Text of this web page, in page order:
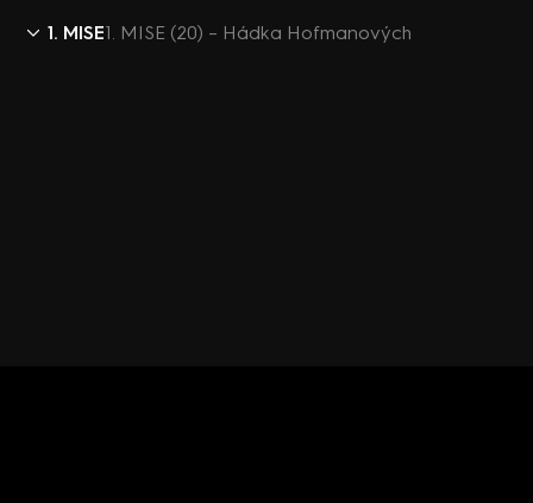
1. MISE1. MISE (20) – Hádka Hofmanových